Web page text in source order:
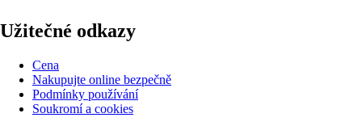
Užitečné odkazy
Cena
Nakupujte online bezpečně
Podmínky používání
Soukromí a cookies